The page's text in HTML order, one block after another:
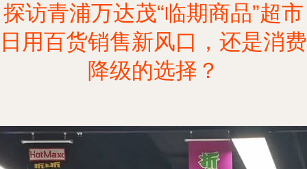
探访青浦万达茂“临期商品”超市
日用百货销售新风口，还是消费
降级的选择？